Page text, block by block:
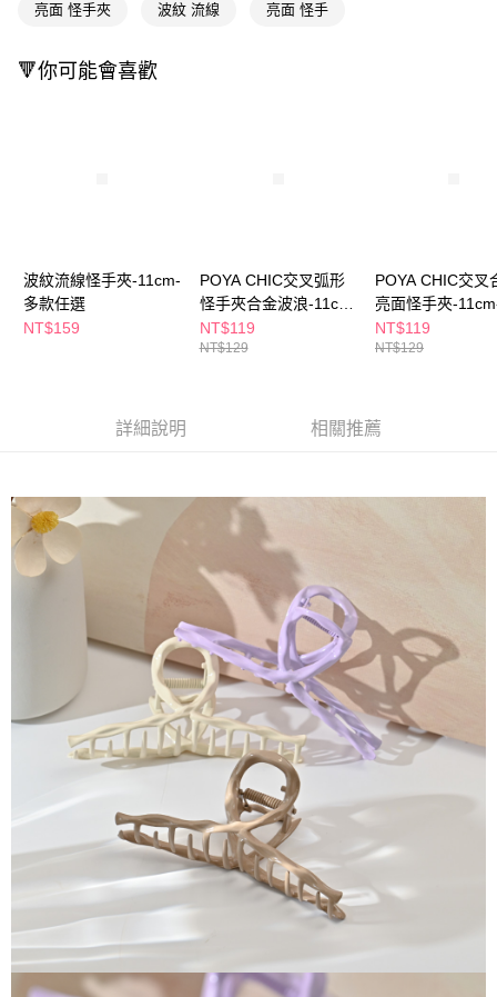
Google Pay
相關說明
結帳頁面，進行簡訊認證並確認金額後，即可完成結帳。
２．訂單成立數日內，您將收到繳費通知簡訊。
３．收到繳費通知簡訊後14天內，點擊此簡訊中的連結，可透過四大超商／
ATM／網路銀行／等多元方式進行付款，方視為交易完成。
※ 交易是否成功請以「AFTEE先享後付 」之結帳頁面顯示為準，若有關於
【注意事項】
１．透過由恩沛科技股份有限公司提供之「AFTEE先享後付」服務完成之交
易，需依本服務之必要範圍內提供個人資料，並將交易相關給付款項請求債
權轉讓予恩沛科技股份有限公司。
２．關於個人資料處理事宜，請瀏覽以下網址：
３．未成年的使用者請事先徵得法定代理人或監護人之同意方可使用
「AFTEE先享後付」，若未經同意申辦者引起之損失，本公司不負相關責
４．使用「AFTEE先享後付」時，將依據個別帳號之用戶狀況，依本公司即
時審查核予不同之上限額度；若仍有額度不足之情形，本公司將視審查結果
請求用戶進行身份認證。
５．嚴禁一人註冊多個帳號或使用他人資訊註冊。若發現惡意使用之情形，
恩沛科技股份有限公司將有權停止該用戶之使用額度並採取法律行動。
付款後全家取貨
每筆NT$65，滿NT$390(含以上)免運費
付款後萊爾富取貨
7-11取貨付款
每筆NT$65，滿NT$490(含以上)免運費
付款後7-11取貨
每筆NT$65，滿NT$490(含以上)免運費
宅配(本島)
每筆NT$100，滿NT$790(含以上)免運費
付款後寶雅門市自取(由倉庫統一出貨)
每筆NT$80，滿NT$290(含以上)免運費
亮面 怪手夾 波紋 流線 亮面 怪手
🔻你可能會喜歡
波紋流線怪手夾-11cm-
多款任選
NT$159
POYA CHIC交叉弧形
怪手夾合金波浪-11cm-
多色任選
NT$119
NT$129
POYA CHIC交叉
亮面怪手夾-
任選
NT$119
NT$129
詳細說明 相關推薦